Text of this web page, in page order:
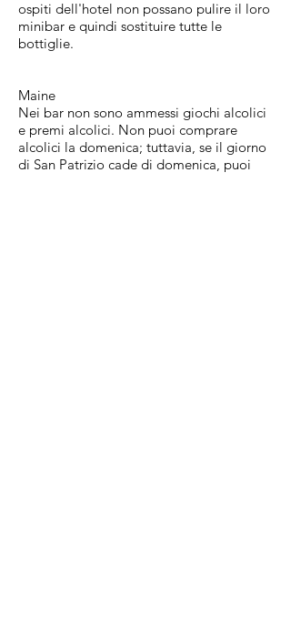
ospiti dell'hotel non possano pulire il loro
minibar e quindi sostituire tutte le
bottiglie.
Maine
Nei bar non sono ammessi giochi alcolici
e premi alcolici. Non puoi comprare
alcolici la domenica; tuttavia, se il giorno
di San Patrizio cade di domenica, puoi